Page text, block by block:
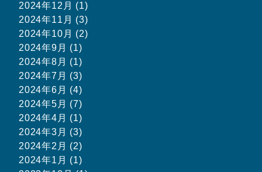
2024年12月 (1)
2024年11月 (3)
2024年10月 (2)
2024年9月 (1)
2024年8月 (1)
2024年7月 (3)
2024年6月 (4)
2024年5月 (7)
2024年4月 (1)
2024年3月 (3)
2024年2月 (2)
2024年1月 (1)